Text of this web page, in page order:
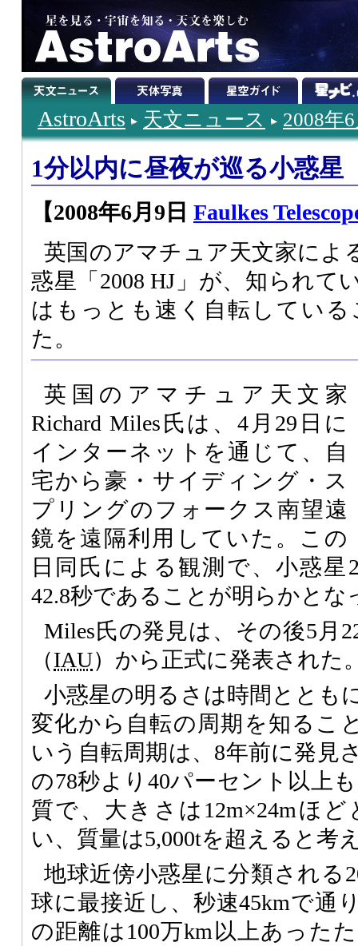
AstroArts 天文ニュース 2008年
1分以内に昼夜が巡る小惑星
【2008年6月9日 Faulkes
英国のアマチュア天文家によ
惑星「2008 HJ」が、知られて
はもっとも速く自転してい
た。
英国のアマチュア天文家
Richard Miles氏は、4月29日に
インターネットを通じて、自
宅から豪・サイディング・ス
プリングのフォークス南望遠
鏡を遠隔利用していた。この
日同氏による観測で、小惑星
42.8秒であることが明らかとな
Miles氏の発見は、その後5月
（IAU）から正式に発表された
小惑星の明るさは時間ととも
変化から自転の周期を知るこ
いう自転周期は、8年前に発見
の78秒より40パーセント以上
質で、大きさは12m×24mほ
い、質量は5,000tを超えると考
地球近傍小惑星に分類される
球に最接近し、秒速45kmで通
の距離は100万km以上あった